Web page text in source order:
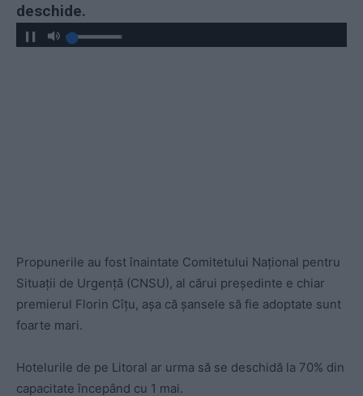
deschide.
Propunerile au fost înaintate Comitetului Național pentru
Situații de Urgență (CNSU), al cărui președinte e chiar
premierul Florin Cîțu, așa că șansele să fie adoptate sunt
foarte mari.
Hotelurile de pe Litoral ar urma să se deschidă la 70% din
capacitate începând cu 1 mai.